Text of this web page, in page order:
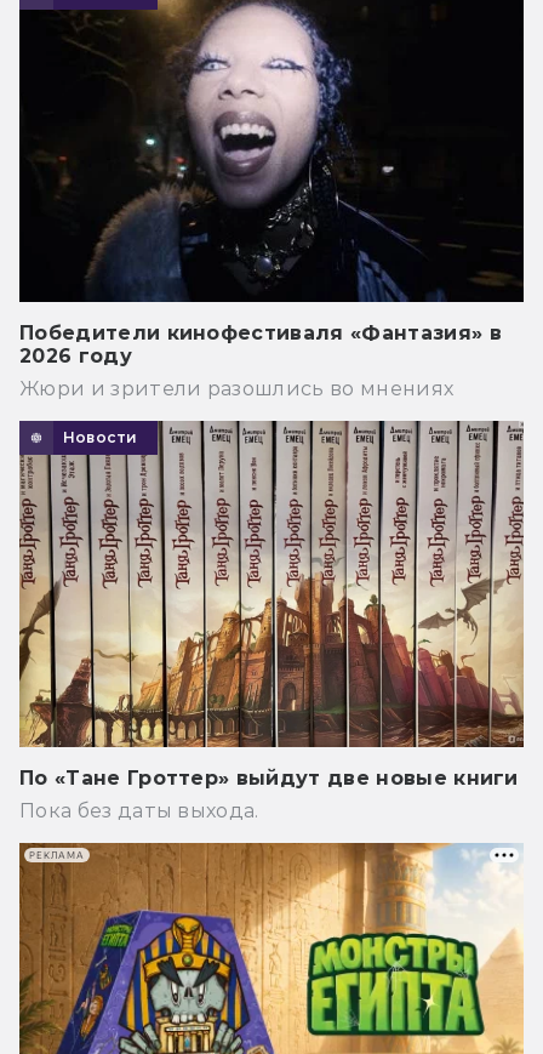
Победители кинофестиваля «Фантазия» в
2026 году
Жюри и зрители разошлись во мнениях
Новости
По «Тане Гроттер» выйдут две новые книги
Пока без даты выхода.
РЕКЛАМА